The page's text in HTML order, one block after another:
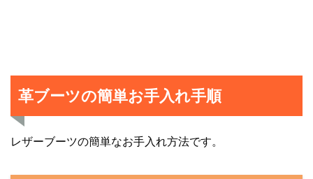
革ブーツの簡単お手入れ手順
レザーブーツの簡単なお手入れ方法です。